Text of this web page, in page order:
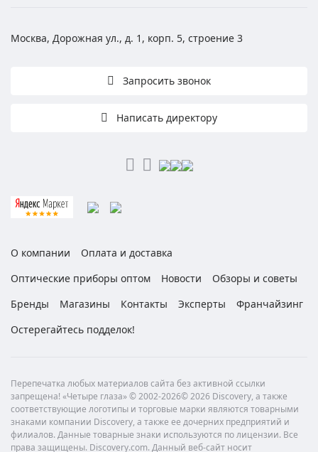
Москва, Дорожная ул., д. 1, корп. 5, строение 3
Запросить звонок
Написать директору
О компании
Оплата и доставка
Оптические приборы оптом
Новости
Обзоры и советы
Бренды
Магазины Контакты Эксперты
Франчайзинг
Остерегайтесь подделок!
Перепечатка любых материалов сайта без активной ссылки
запрещена! «Четыре глаза» © 2002-2026© 2026 Discovery, а также
соответствующие логотипы и торговые марки являются товарными
знаками компании Discovery, а также ее дочерних предприятий и
филиалов. Данные товарные знаки используются по лицензии. Все
права защищены. Discovery.com. Данный веб-сайт носит